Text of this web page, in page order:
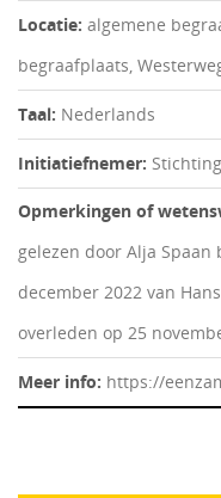
Locatie: algemene
begraafplaats,
Taal: Nederlands
Initiatiefnemer:
Opmerkingen of
gelezen door Alja
december 2022 van
overleden op 25
Meer info: https://